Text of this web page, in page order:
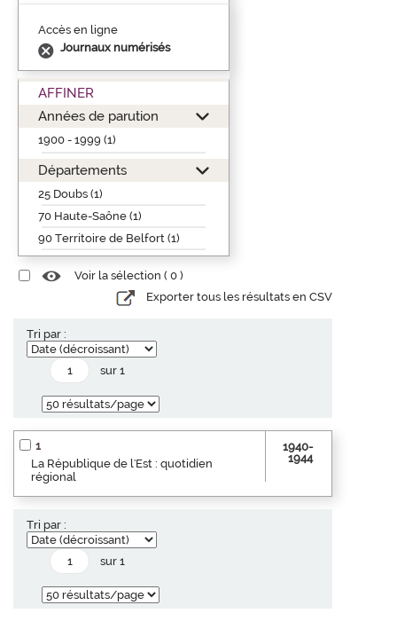
Accès en ligne
Journaux numérisés
AFFINER
Années de parution
1900 - 1999 (1)
Départements
25 Doubs (1)
70 Haute-Saône (1)
90 Territoire de Belfort (1)
Voir la sélection ( 0 )
Exporter tous les résultats en CSV
Tri par :
sur 1
1
La République de l'Est : quotidien
régional
1940-
1944
Tri par :
sur 1